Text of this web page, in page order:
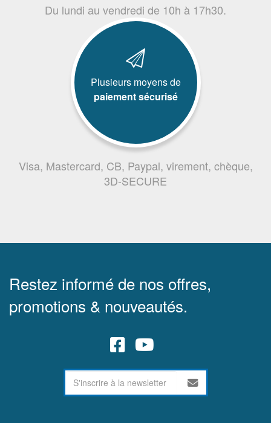
Du lundi au vendredi de 10h à 17h30.
Plusieurs moyens de
paiement sécurisé
Visa, Mastercard, CB, Paypal, virement, chèque,
3D-SECURE
Restez informé de nos offres,
promotions & nouveautés.